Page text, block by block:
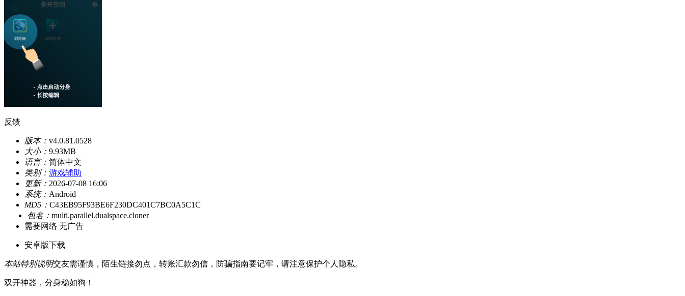
反馈
版本： v4.0.81.0528
大小： 9.93MB
语言： 简体中文
类别： 游戏辅助
更新： 2026-07-08 16:06
系统： Android
MD5： C43EB95F93BE6F230DC401C7BC0A5C1C
包名： multi.parallel.dualspace.cloner
需要网络 无广告
安卓版下载
本站特别说明交友需谨慎，陌生链接勿点，转账汇款勿信，防骗指南要记牢，请注意保护个人隐私。
双开神器，分身稳如狗！